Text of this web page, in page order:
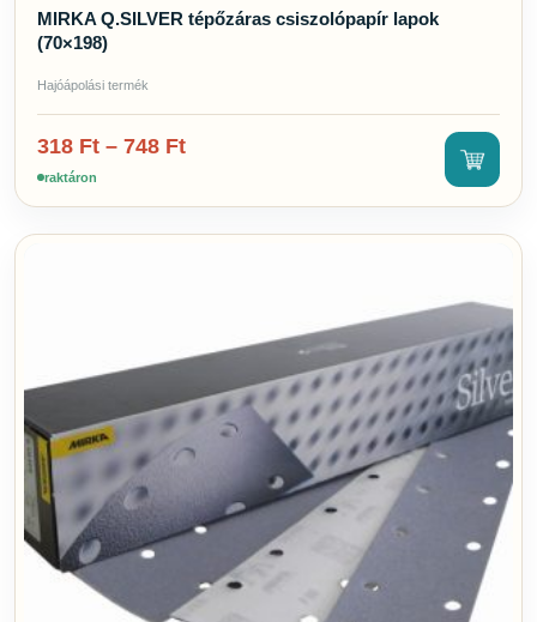
MIRKA Q.SILVER tépőzáras csiszolópapír lapok
(70×198)
Hajóápolási termék
318 Ft – 748 Ft
raktáron